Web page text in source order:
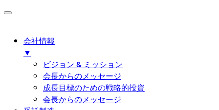
会社情報
▼
ビジョン & ミッション
会長からのメッセージ
成長目標のための戦略的投資
会長からのメッセージ